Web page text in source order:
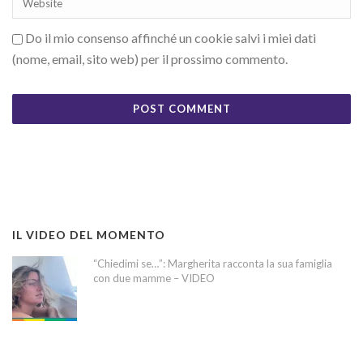
Do il mio consenso affinché un cookie salvi i miei dati
(nome, email, sito web) per il prossimo commento.
IL VIDEO DEL MOMENTO
“Chiedimi se…”: Margherita racconta la sua famiglia
con due mamme – VIDEO